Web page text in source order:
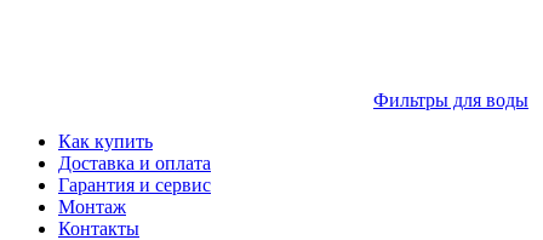
Фильтры для воды
Как купить
Доставка и оплата
Гарантия и сервис
Монтаж
Контакты